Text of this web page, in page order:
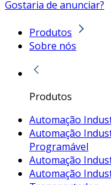
Gostaria de anunciar?
Produtos
Sobre nós
Produtos
Automação
Automação
Programável
Automação
Automação